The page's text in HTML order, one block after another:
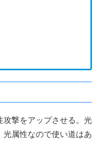
攻撃をアップさせる。光
光属性なので使い道はあ